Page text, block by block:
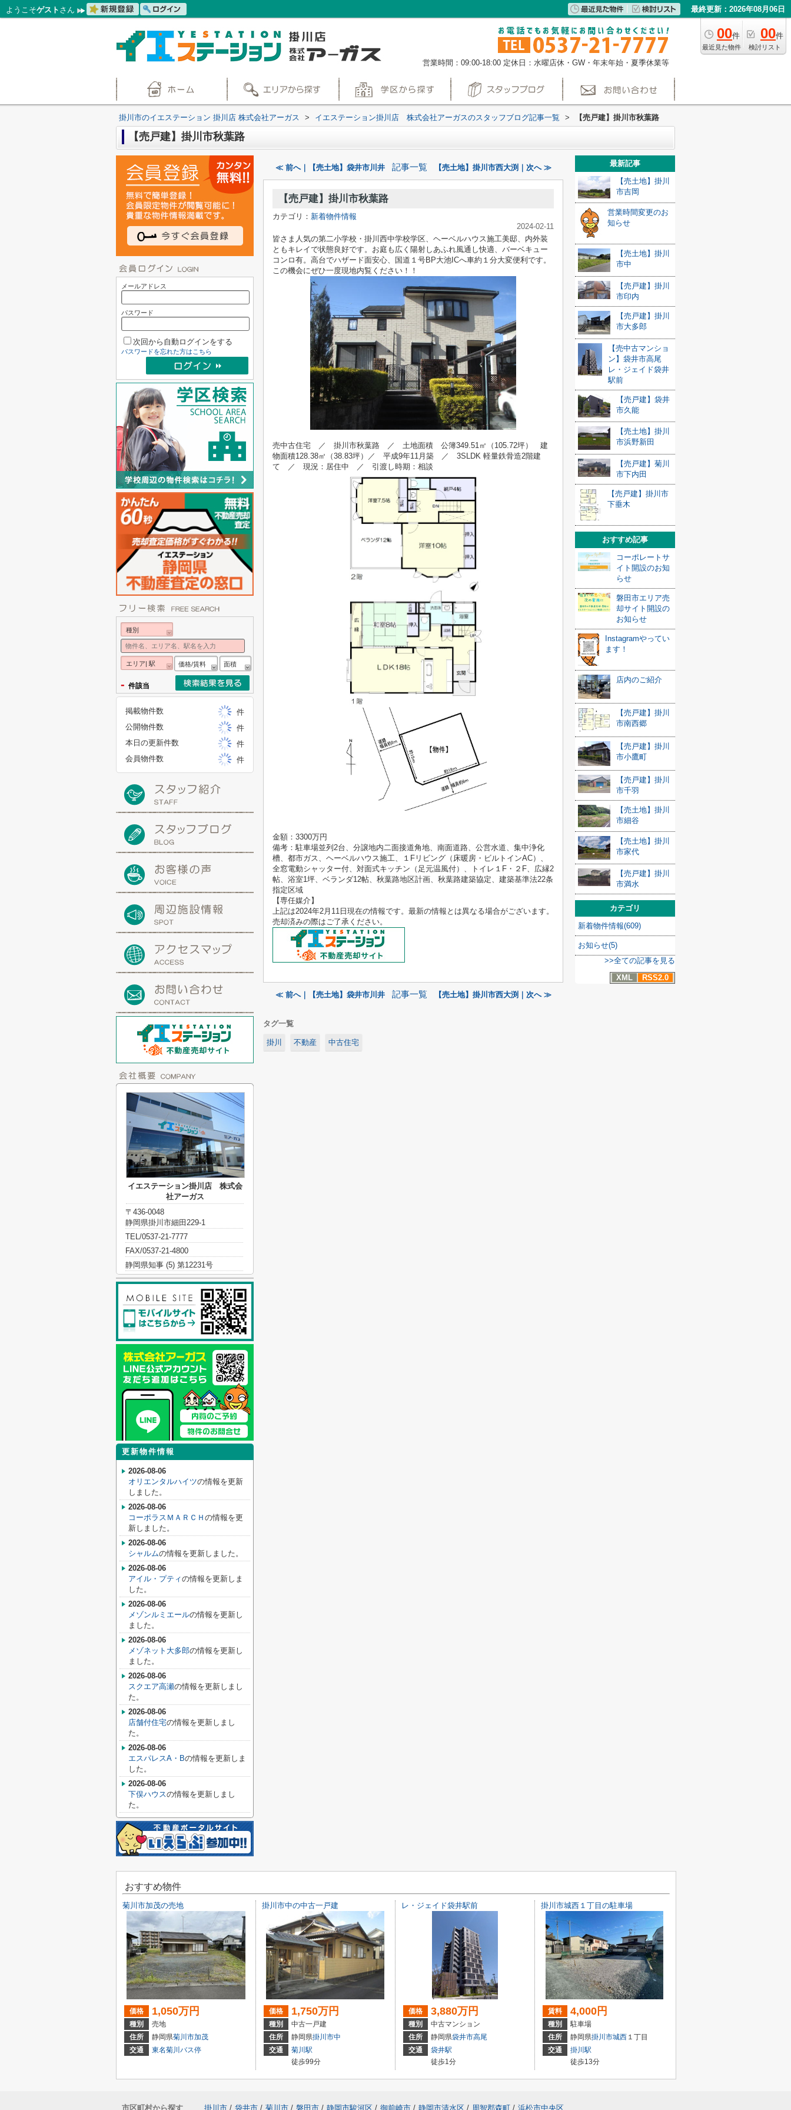
ようこそゲスト さん 最終更新：2026年08月06日
00件
最近見た物件
00件
検討リスト
営業時間：09:00-18:00 定休日：水曜店休・GW・年末年始・夏季休業等
掛川市のイエステーション 掛川店 株式会社アーガス > イエステーション掛川店 株式会社アーガスのスタッフブログ記事一覧 > 【売戸建】掛川市秋葉路
【売戸建】掛川市秋葉路
≪ 前へ｜【売土地】袋井市川井 記事一覧 【売土地】掛川市西大渕｜次へ ≫
【売戸建】掛川市秋葉路
カテゴリ： 新着物件情報
2024-02-11
皆さま人気の第二小学校・掛川西中学校学区、ヘーベルハウス施工美邸、内外装
ともキレイで状態良好です。お庭も広く陽射しあふれ風通し快適、バーベキュー
コンロ有。高台でハザード面安心、国道１号BP大池ICへ車約１分大変便利です。
この機会にぜひ一度現地内覧ください！！
売中古住宅 ／ 掛川市秋葉路 ／ 土地面積 公簿349.51 ㎡（105.72坪） 建
物面積128.38㎡（38.83坪）／ 平成9年11月築
／ 3SLDK 軽量鉄骨造2階建
て ／ 現況：居住中 ／ 引渡し時期：相談
金額：3300万円
備考：駐車場並列2台、分譲地内二面接道角地、南面道路、公営水道、集中浄化
槽、都市ガス、ヘーベルハウス施工、１Fリビング（床暖房・ビルトインAC）、
全窓電動シャッター付、対面式キッチン（足元温風付）、トイレ１F・２F、広縁2
帖、浴室1坪、ベランダ12帖、秋葉路地区計画、秋葉路建築協定、建築基準法22条
指定区域
【専任媒介】
上記は2024年2月11 日現在の情報です。最新の情報とは異なる場合がございます。
売却済みの際はご了承ください。
≪ 前へ｜【売土地】袋井市川井 記事一覧 【売土地】掛川市西大渕｜次へ ≫
タグ一覧
掛川 不動産 中古住宅
最新記事
【売土地】掛川
市吉岡
営業時間変更のお
知らせ
【売土地】掛川
市中
【売戸建】掛川
市印内
【売戸建】掛川
市大多郎
【売中古マンショ
ン】袋井市高尾
レ・ジェイド袋井
駅前
【売戸建】袋井
市久能
【売土地】掛川
市浜野新田
【売戸建】菊川
市下内田
【売戸建】掛川市
下垂木
おすすめ記事
コーポレートサ
イト開設のお知
らせ
磐田市エリア売
却サイト開設の
お知らせ
Instagramやってい
ます！
店内のご紹介
【売戸建】掛川
市南西郷
【売戸建】掛川
市小鷹町
【売戸建】掛川
市千羽
【売土地】掛川
市細谷
【売土地】掛川
市家代
【売戸建】掛川
市満水
カテゴリ
新着物件情報(609)
お知らせ(5)
>>全ての記事を見る
XML
RSS2.0
メールアドレス
パスワード
次回から自動ログインをする
パスワードを忘れた方はこちら
種別
エリア| 駅 価格/賃料 面積
- 件該当
掲載物件数
件
公開物件数
件
本日の更新件数
件
会員物件数
件
イエステーション掛川店 株式会
社アーガス
〒436-0048
静岡県掛川市細田229-1
TEL/0537-21-7777
FAX/0537-21-4800
静岡県知事 (5) 第12231号
更新物件情報
2026-08-06
オリエンタルハイツの情報を更新
しました。
2026-08-06
コーポラスＭＡＲＣＨ の情報を更
新しました。
2026-08-06
シャルムの情報を更新しました。
2026-08-06
アイル・プティの情報を更新しま
した。
2026-08-06
メゾンルミエールの情報を更新し
ました。
2026-08-06
メゾネット大多郎の情報を更新し
ました。
2026-08-06
スクエア高瀬の情報を更新しまし
た。
2026-08-06
店舗付住宅の情報を更新しまし
た。
2026-08-06
エスパレスA・Bの情報を更新しま
した。
2026-08-06
下俣ハウスの情報を更新しまし
た。
おすすめ物件
菊川市加茂の売地
価格 1,050万円
種別
売地
住所
静岡県菊川市加茂
交通
東名菊川バス停
掛川市中の中古一戸建
価格 1,750万円
種別
中古一戸建
住所
静岡県掛川市中
交通
菊川駅
徒歩99分
レ・ジェイド袋井駅前
価格 3,880万円
種別
中古マンション
住所
静岡県袋井市高尾
交通
袋井駅
徒歩1分
掛川市城西１丁目の駐車場
賃料 4,000円
種別
駐車場
住所
静岡県掛川市城西 １丁目
交通
掛川駅
徒歩13分
市区町村から探す 掛川市 / 袋井市 / 菊川市 / 磐田市 / 静岡市駿河区 / 御前崎市 / 静岡市清水区 / 周智郡森町 / 浜松市中央区